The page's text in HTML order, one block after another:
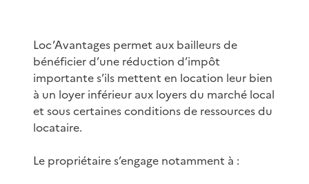
Loc’Avantages permet aux bailleurs de
bénéficier d’une réduction d’impôt
importante s’ils mettent en location leur bien
à un loyer inférieur aux loyers du marché local
et sous certaines conditions de ressources du
locataire.
Le propriétaire s’engage notamment à :